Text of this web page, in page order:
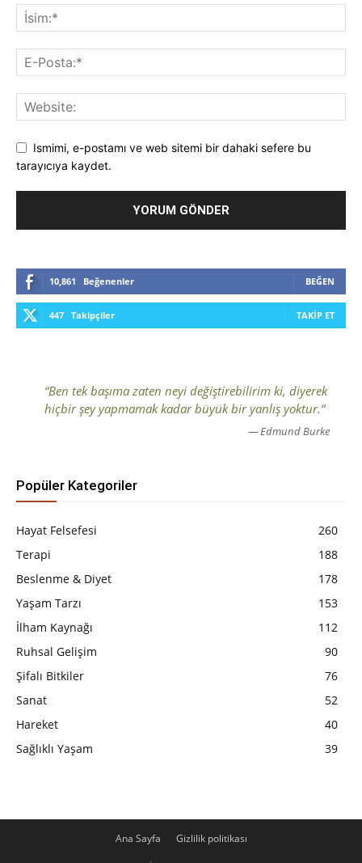
Ismimi, e-postamı ve web sitemi bir dahaki sefere bu
tarayıcıya kaydet.
10,861 Beğenenler BEĞEN
447 Takipçiler TAKIP ET
“Ben tek başıma zaten neyi değiştirebilirim ki, diyerek
hiçbir şey yapmamak kadar büyük bir yanlış yoktur.“
— Edmund Burke
Popüler Kategoriler
Hayat Felsefesi
260
Terapi
188
Beslenme & Diyet
178
Yaşam Tarzı
153
İlham Kaynağı
112
Ruhsal Gelişim
90
Şifalı Bitkiler
76
Sanat
52
Hareket
40
Sağlıklı Yaşam
39
Ana Sayfa Gizlilik politikası